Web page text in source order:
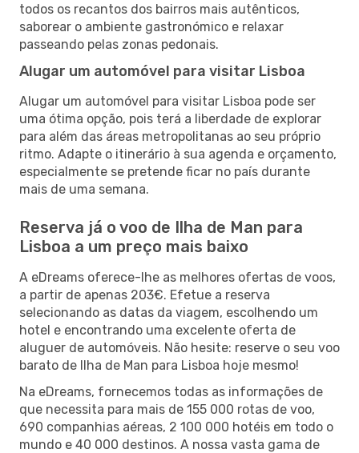
todos os recantos dos bairros mais autênticos,
saborear o ambiente gastronómico e relaxar
passeando pelas zonas pedonais.
Alugar um automóvel para visitar Lisboa
Alugar um automóvel para visitar Lisboa pode ser
uma ótima opção, pois terá a liberdade de explorar
para além das áreas metropolitanas ao seu próprio
ritmo. Adapte o itinerário à sua agenda e orçamento,
especialmente se pretende ficar no país durante
mais de uma semana.
Reserva já o voo de Ilha de Man para
Lisboa a um preço mais baixo
A eDreams oferece-lhe as melhores ofertas de voos,
a partir de apenas 203€. Efetue a reserva
selecionando as datas da viagem, escolhendo um
hotel e encontrando uma excelente oferta de
aluguer de automóveis. Não hesite: reserve o seu voo
barato de Ilha de Man para Lisboa hoje mesmo!
Na eDreams, fornecemos todas as informações de
que necessita para mais de 155 000 rotas de voo,
690 companhias aéreas, 2 100 000 hotéis em todo o
mundo e 40 000 destinos. A nossa vasta gama de